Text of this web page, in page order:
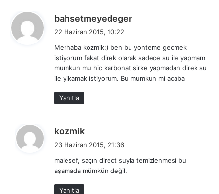
bahsetmeyedeger
k
i
22 Haziran 2015, 10:22
Merhaba kozmik:) ben bu yonteme gecmek
istiyorum fakat direk olarak sadece su ile yapmam
mumkun mu hic karbonat sirke yapmadan direk su
ile yikamak istiyorum. Bu mumkun mi acaba
Yanıtla
kozmik
i
k
23 Haziran 2015, 21:36
malesef, saçın direct suyla temizlenmesi bu
aşamada mümkün değil.
Yanıtla